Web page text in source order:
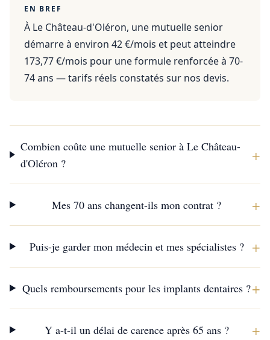
EN BREF
À Le Château-d'Oléron, une mutuelle senior
démarre à environ 42 €/mois et peut atteindre
173,77 €/mois pour une formule renforcée à 70-
74 ans — tarifs réels constatés sur nos devis.
Combien coûte une mutuelle senior à Le Château-
d'Oléron ?
+
Mes 70 ans changent-ils mon contrat ? +
Puis-je garder mon médecin et mes spécialistes ? +
Quels remboursements pour les implants dentaires ?+
Y a-t-il un délai de carence après 65 ans ? +